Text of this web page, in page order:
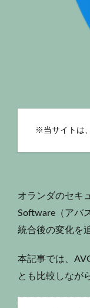
※ 当サイトは
オランダのセキ
Software（アバ
統合後の変化を
本記事では、
とも比較しなが